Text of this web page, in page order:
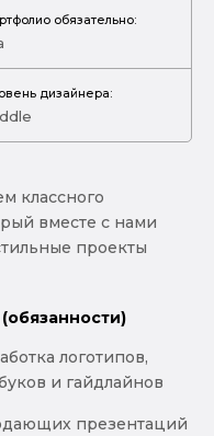
обязательно:
дизайнера:
классного
вместе с нами
проекты
логотипов,
и гайдлайнов
презентаций